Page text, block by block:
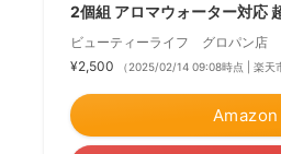
2個組 アロマウォーター対応
ビューティーライフ グロパン店
¥2,500
（2025/02/14 09:08時点 | 楽天
Amazon